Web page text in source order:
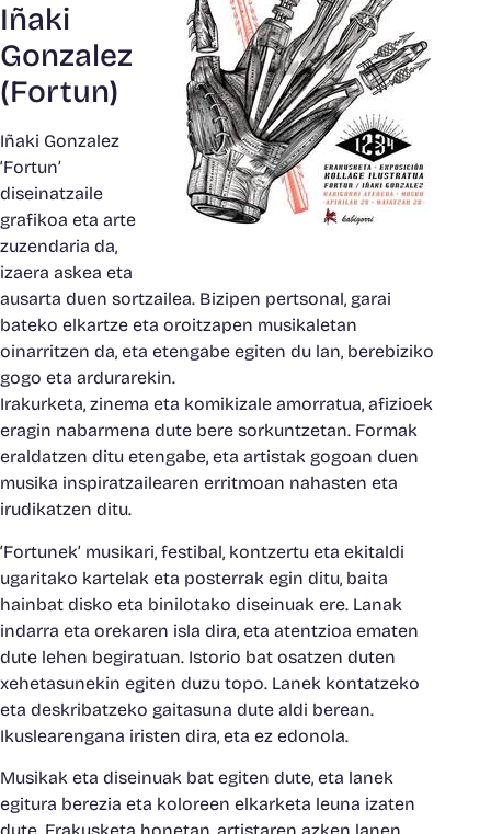
Iñaki
Gonzalez
(Fortun)
Iñaki Gonzalez
‘Fortun’
diseinatzaile
grafikoa eta arte
zuzendaria da,
izaera askea eta
ausarta duen sortzailea. Bizipen pertsonal, garai
bateko elkartze eta oroitzapen musikaletan
oinarritzen da, eta etengabe egiten du lan, berebiziko
gogo eta ardurarekin.
Irakurketa, zinema eta komikizale amorratua, afizioek
eragin nabarmena dute bere sorkuntzetan. Formak
eraldatzen ditu etengabe, eta artistak gogoan duen
musika inspiratzailearen erritmoan nahasten eta
irudikatzen ditu.
‘Fortunek’ musikari, festibal, kontzertu eta ekitaldi
ugaritako kartelak eta posterrak egin ditu, baita
hainbat disko eta binilotako diseinuak ere. Lanak
indarra eta orekaren isla dira, eta atentzioa ematen
dute lehen begiratuan. Istorio bat osatzen duten
xehetasunekin egiten duzu topo. Lanek kontatzeko
eta deskribatzeko gaitasuna dute aldi berean.
Ikuslearengana iristen dira, eta ez edonola.
Musikak eta diseinuak bat egiten dute, eta lanek
egitura berezia eta koloreen elkarketa leuna izaten